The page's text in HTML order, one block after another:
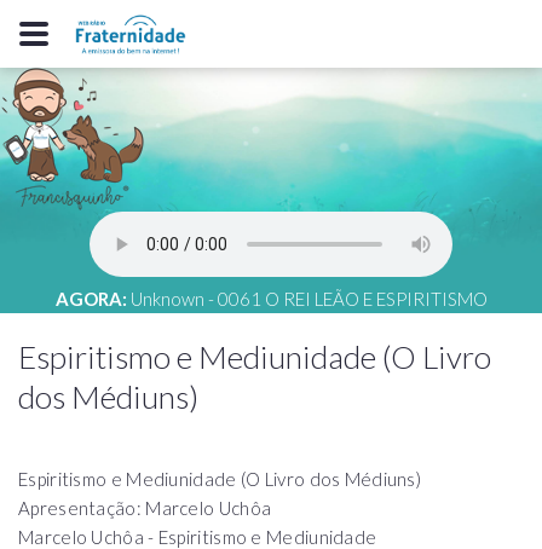
AGORA: Unknown - 0061 O REI LEÃO E ESPIRITISMO
Espiritismo e Mediunidade (O Livro
dos Médiuns)
Espiritismo e Mediunidade (O Livro dos Médiuns)
Apresentação: Marcelo Uchôa
Marcelo Uchôa - Espiritismo e Mediunidade